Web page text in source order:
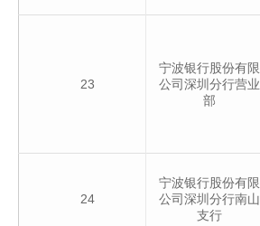
23
宁波银行股份有限
公司深圳分行营业
部
24
宁波银行股份有限
公司深圳分行南山
支行